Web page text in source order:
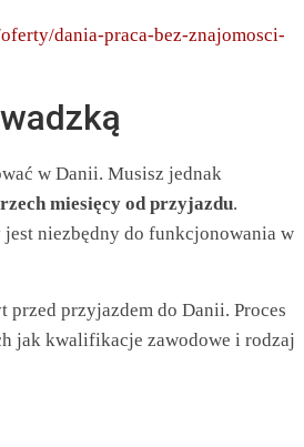
dania-praca-bez-znajomosci-
w Danii. Musisz jednak
miesięcy od przyjazdu.
niezbędny do funkcjonowania w
przed przyjazdem do Danii. Proces
jak kwalifikacje zawodowe i rodzaj